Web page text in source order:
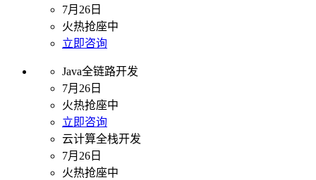
7月26日
火热抢座中
立即咨询
Java全链路开发
7月26日
火热抢座中
立即咨询
云计算全栈开发
7月26日
火热抢座中